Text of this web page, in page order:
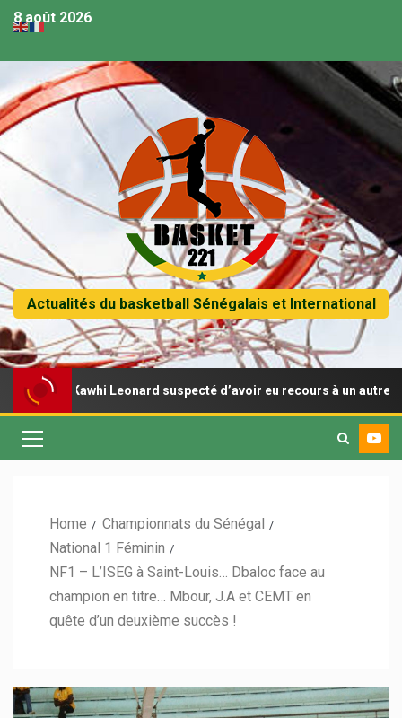
8 août 2026
Actualités du basketball Sénégalais et International
Kawhi Leonard suspecté d’avoir eu recours à un autre contrat de
Home
Championnats du Sénégal
National 1 Féminin
NF1 – L’ISEG à Saint-Louis… Dbaloc face au
champion en titre… Mbour, J.A et CEMT en
quête d’un deuxième succès !